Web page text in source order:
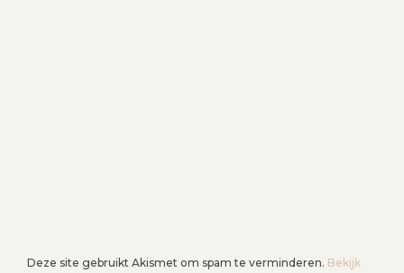
Deze site gebruikt Akismet om spam te verminderen. Bekijk